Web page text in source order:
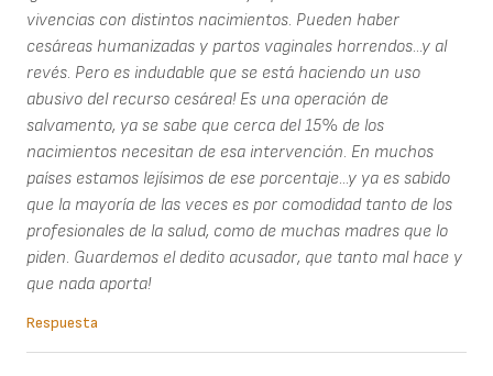
vivencias con distintos nacimientos. Pueden haber
cesáreas humanizadas y partos vaginales horrendos...y al
revés. Pero es indudable que se está haciendo un uso
abusivo del recurso cesárea! Es una operación de
salvamento, ya se sabe que cerca del 15% de los
nacimientos necesitan de esa intervención. En muchos
países estamos lejísimos de ese porcentaje...y ya es sabido
que la mayoría de las veces es por comodidad tanto de los
profesionales de la salud, como de muchas madres que lo
piden. Guardemos el dedito acusador, que tanto mal hace y
que nada aporta!
Respuesta